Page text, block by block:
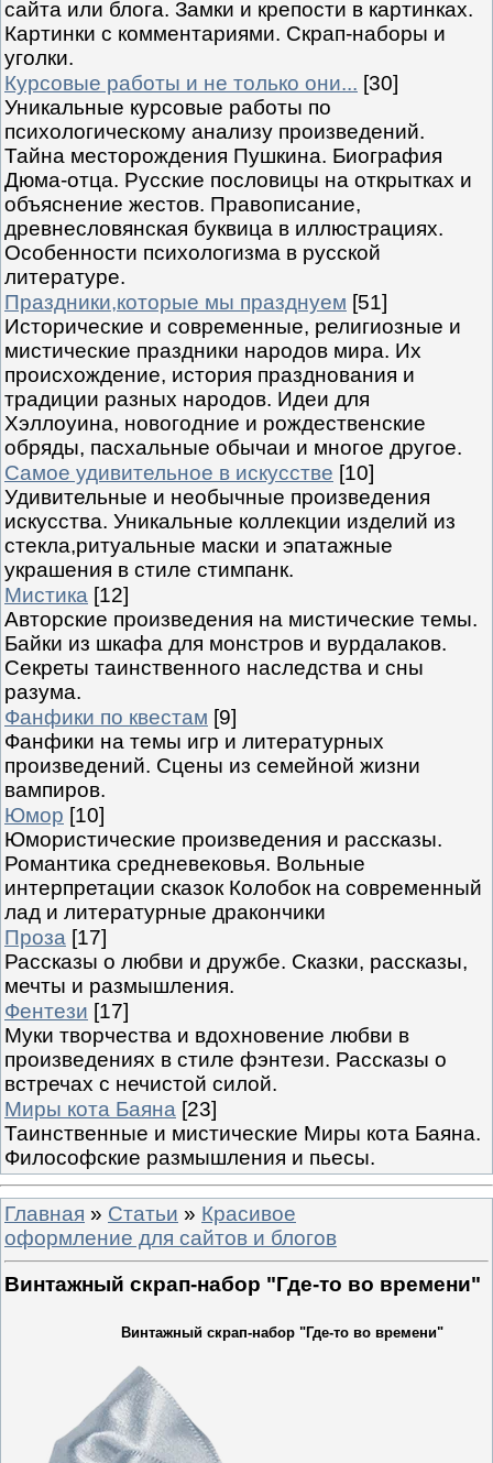
сайта или блога. Замки и крепости в картинках.
Картинки с комментариями. Скрап-наборы и
уголки.
Курсовые работы и не только они... [30]
Уникальные курсовые работы по
психологическому анализу произведений.
Тайна месторождения Пушкина. Биография
Дюма-отца. Русские пословицы на открытках и
объяснение жестов. Правописание,
древнесловянская буквица в иллюстрациях.
Особенности психологизма в русской
литературе.
Праздники,которые мы празднуем [51]
Исторические и современные, религиозные и
мистические праздники народов мира. Их
происхождение, история празднования и
традиции разных народов. Идеи для
Хэллоуина, новогодние и рождественские
обряды, пасхальные обычаи и многое другое.
Самое удивительное в искусстве [10]
Удивительные и необычные произведения
искусства. Уникальные коллекции изделий из
стекла,ритуальные маски и эпатажные
украшения в стиле стимпанк.
Мистика [12]
Авторские произведения на мистические темы.
Байки из шкафа для монстров и вурдалаков.
Секреты таинственного наследства и сны
разума.
Фанфики по квестам [9]
Фанфики на темы игр и литературных
произведений. Сцены из семейной жизни
вампиров.
Юмор [10]
Юмористические произведения и рассказы.
Романтика средневековья. Вольные
интерпретации сказок Колобок на современный
лад и литературные дракончики
Проза [17]
Рассказы о любви и дружбе. Сказки, рассказы,
мечты и размышления.
Фентези [17]
Муки творчества и вдохновение любви в
произведениях в стиле фэнтези. Рассказы о
встречах с нечистой силой.
Миры кота Баяна [23]
Таинственные и мистические Миры кота Баяна.
Философские размышления и пьесы.
Главная » Статьи » Красивое
оформление для сайтов и блогов
Винтажный скрап-набор "Где-то во времени"
Винтажный скрап-набор "Где-то во времени"